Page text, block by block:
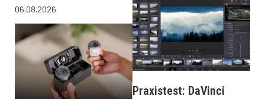
06.08.2026
Praxistest: DaVinci